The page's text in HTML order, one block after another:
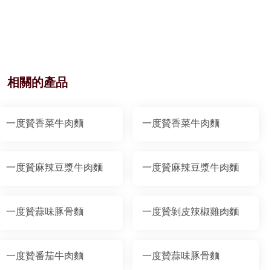
相關的產品
一度贊香菜牛肉麵 一度贊香菜牛肉麵
一度贊麻辣豆漿牛肉麵 一度贊麻辣豆漿牛肉麵
一度贊蒜味豚骨麵 一度贊剝皮辣椒雞肉麵
一度贊番茄牛肉麵 一度贊蒜味豚骨麵